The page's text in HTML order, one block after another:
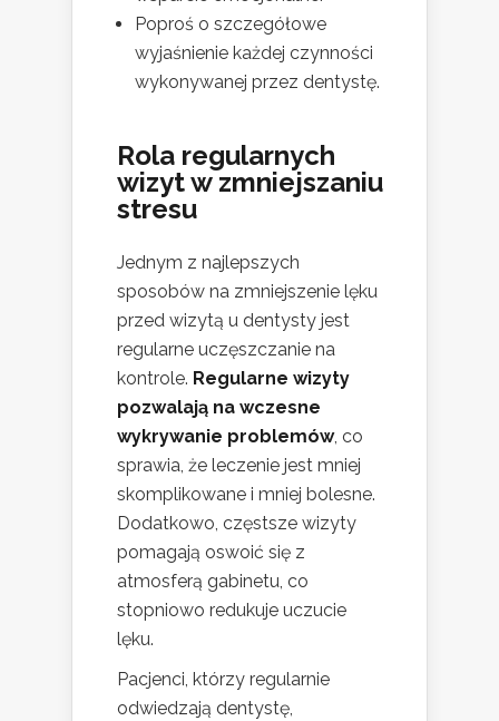
Poproś o szczegółowe
wyjaśnienie każdej czynności
wykonywanej przez dentystę.
Rola regularnych
wizyt w zmniejszaniu
stresu
Jednym z najlepszych
sposobów na zmniejszenie lęku
przed wizytą u dentysty jest
regularne uczęszczanie na
kontrole. Regularne wizyty
pozwalają na wczesne
wykrywanie problemów, co
sprawia, że leczenie jest mniej
skomplikowane i mniej bolesne.
Dodatkowo, częstsze wizyty
pomagają oswoić się z
atmosferą gabinetu, co
stopniowo redukuje uczucie
lęku.
Pacjenci, którzy regularnie
odwiedzają dentystę,